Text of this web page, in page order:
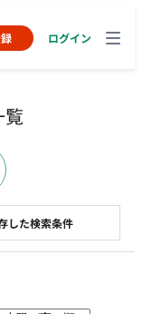
ログイン
覧
した検索条件